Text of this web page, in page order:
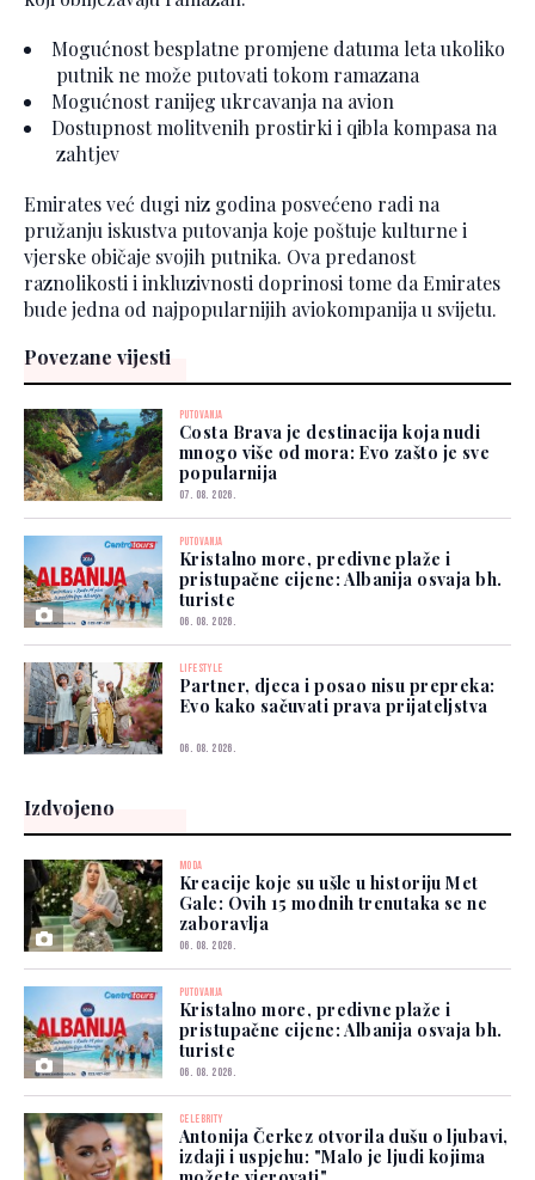
Mogućnost besplatne promjene datuma leta ukoliko
putnik ne može putovati tokom ramazana
Mogućnost ranijeg ukrcavanja na avion
Dostupnost molitvenih prostirki i qibla kompasa na
zahtjev
Emirates već dugi niz godina posvećeno radi na
pružanju iskustva putovanja koje poštuje kulturne i
vjerske običaje svojih putnika. Ova predanost
raznolikosti i inkluzivnosti doprinosi tome da Emirates
bude jedna od najpopularnijih aviokompanija u svijetu.
Povezane vijesti
PUTOVANJA
Costa Brava je destinacija koja nudi
mnogo više od mora: Evo zašto je sve
popularnija
07. 08. 2026.
PUTOVANJA
Kristalno more, predivne plaže i
pristupačne cijene: Albanija osvaja bh.
turiste
06. 08. 2026.
LIFESTYLE
Partner, djeca i posao nisu prepreka:
Evo kako sačuvati prava prijateljstva
06. 08. 2026.
Izdvojeno
MODA
Kreacije koje su ušle u historiju Met
Gale: Ovih 15 modnih trenutaka se ne
zaboravlja
06. 08. 2026.
PUTOVANJA
Kristalno more, predivne plaže i
pristupačne cijene: Albanija osvaja bh.
turiste
06. 08. 2026.
CELEBRITY
Antonija Čerkez otvorila dušu o ljubavi,
izdaji i uspjehu: "Malo je ljudi kojima